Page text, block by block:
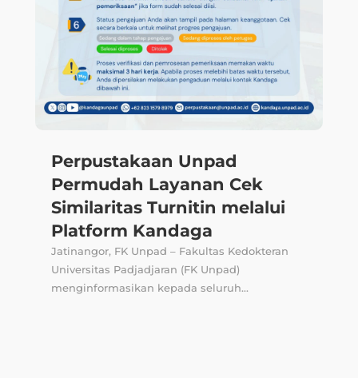
E-Magazine
Layanan Terpadu
Layanan Teknologi
Galeri Wisuda
UNPAD
PAUS ID
Portal Mahasiswa
SIAT Kepegawaian
 fk@unpad.ac.id

Jalan Ir. Soekarno KM. 21,
Jatinangor - Sumedang